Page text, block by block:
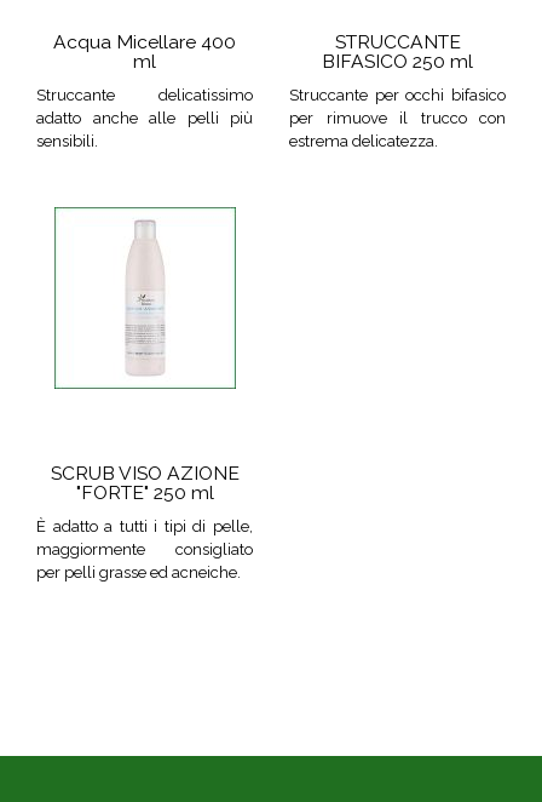
Acqua Micellare 400
ml
Struccante delicatissimo
adatto anche alle pelli più
sensibili.
STRUCCANTE
BIFASICO 250 ml
Struccante per occhi bifasico
per rimuove il trucco con
estrema delicatezza.
SCRUB VISO AZIONE
"FORTE" 250 ml
È adatto a tutti i tipi di pelle,
maggiormente consigliato
per pelli grasse ed acneiche.